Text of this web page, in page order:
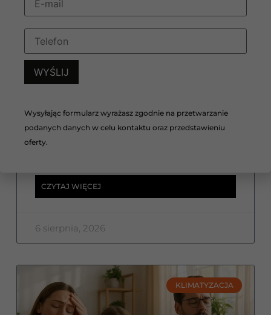
Jak obniżyć temperaturę w
domu z dużymi oknami?
Jak obniżyć temperaturę w domu z dużymi
oknami? Sprawdź, jakie rozwiązania skutecznie
ograniczają nagrzewanie wnętrz i zapewniają
CZYTAJ WIĘCEJ
6 sierpnia, 2026
KLIMATYZACJA
Wysyłając formularz wyrażasz zgodnie na przetwarzanie
podanych danych w celu kontaktu oraz przedstawieniu
oferty.